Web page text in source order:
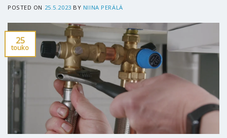
POSTED ON 25.5.2023 BY NIINA PERÄLÄ
25
touko